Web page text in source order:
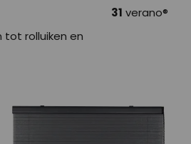
31 verano®
tot rolluiken en